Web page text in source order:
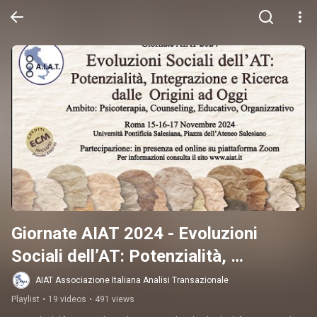
Giornate AIAT 2024 - Evoluzioni
Sociali dell’AT: Potenzialità,
Integrazione e Ricerca dalle Origini ad
Oggi
AIAT Associazione Italiana Analisi Transazionale
Playlist • 19 videos • 491 views